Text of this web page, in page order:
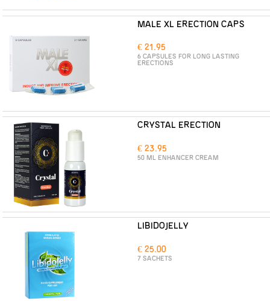
MALE XL ERECTION CAPS
€ 21.95
6 CAPSULES FOR LONG LASTING
ERECTIONS
CRYSTAL ERECTION
€ 23.95
50 ML ENHANCER CREAM
LIBIDOJELLY
€ 25.00
7 SACHETS